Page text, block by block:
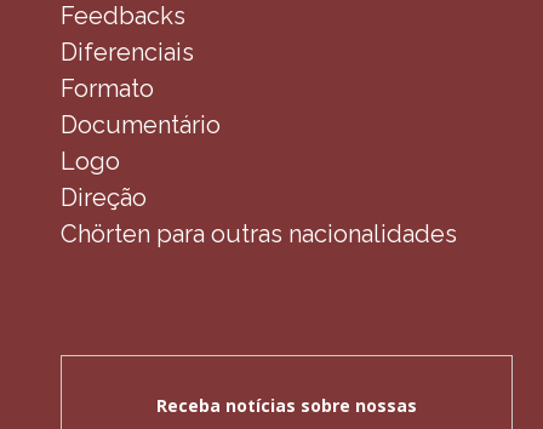
Feedbacks
Diferenciais
Formato
Documentário
Logo
Direção
Chörten para outras nacionalidades